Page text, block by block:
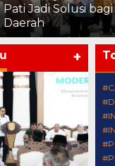
Pati Jadi Solusi bagi
Daerah
+